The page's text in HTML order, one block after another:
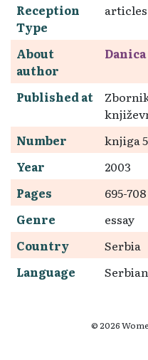
Reception
Type
About
author
Published at
Number
knjiga
Year
2003
Pages
695-708
Genre
essay
Country
Serbia
Language
Serbian
© 2026